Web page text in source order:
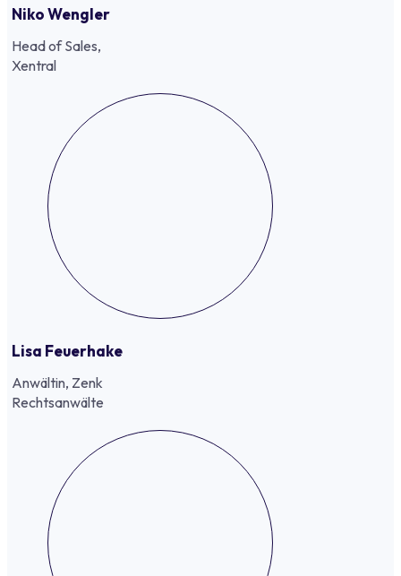
Niko Wengler
Head of Sales,
Xentral
Lisa Feuerhake
Anwältin, Zenk
Rechtsanwälte